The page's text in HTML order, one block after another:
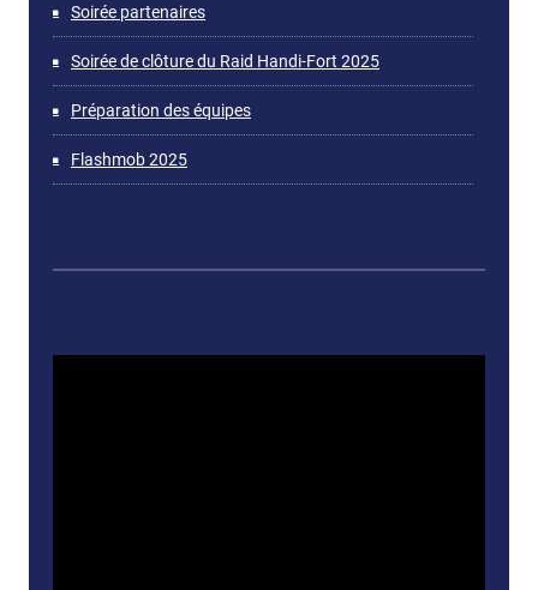
Soirée partenaires
Soirée de clôture du Raid Handi-Fort 2025
Préparation des équipes
Flashmob 2025